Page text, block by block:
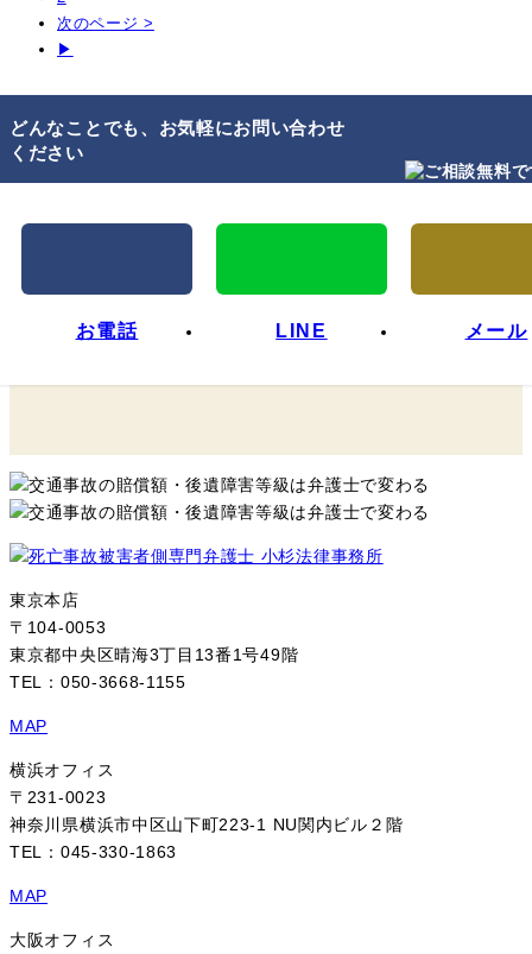
次のページ >
▶
どんなことでも、お気軽にお問い合わせ
ください
お電話 LINE メール
東京本店
〒104-0053
東京都中央区晴海3丁目13番1号49階
TEL：050-3668-1155
MAP
横浜オフィス
〒231-0023
神奈川県横浜市中区山下町223-1 NU関内ビル２階
TEL：045-330-1863
MAP
大阪オフィス